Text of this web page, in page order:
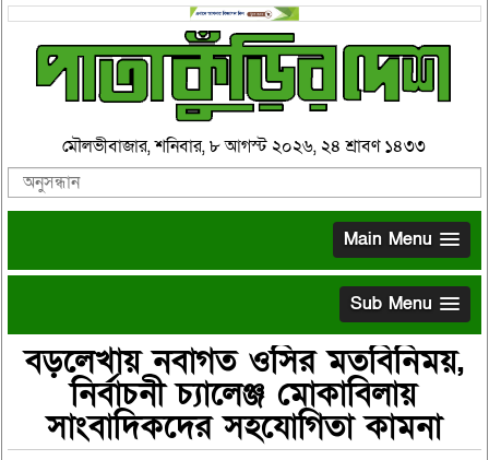
মৌলভীবাজার, শনিবার, ৮ আগস্ট ২০২৬, ২৪ শ্রাবণ ১৪৩৩
Main Menu
Sub Menu
বড়লেখায় নবাগত ওসির মতবিনিময়,
নির্বাচনী চ্যালেঞ্জ মোকাবিলায়
সাংবাদিকদের সহযোগিতা কামনা